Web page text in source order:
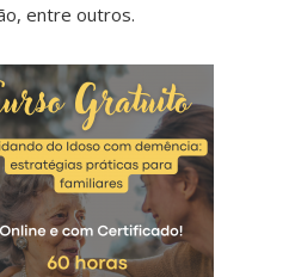
entre outros.